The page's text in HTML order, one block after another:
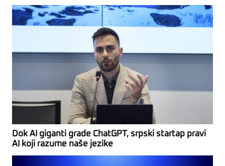
Dok AI giganti grade ChatGPT, srpski startap pravi
AI koji razume naše jezike